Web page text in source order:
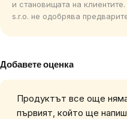
и становищата на клиентите.
s.r.o. не одобрява
Добавете оценка
Продуктът все още
първият, който ще